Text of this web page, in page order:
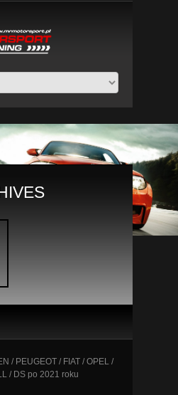
/ PEUGEOT / FIAT / OPEL /
/ DS po 2021 roku